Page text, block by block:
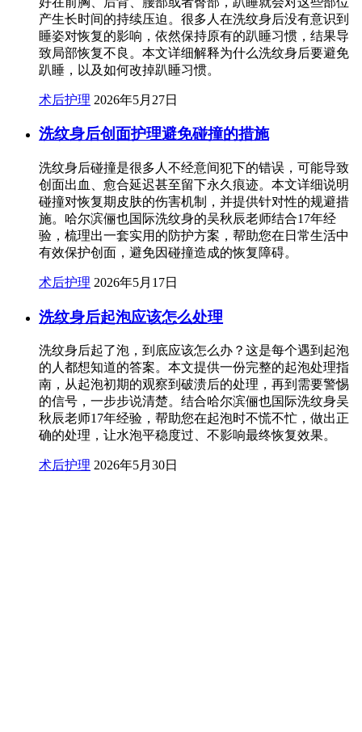
产生长时间的持续压迫。很多人在洗纹身后没有意识到
睡姿对恢复的影响，依然保持原有的趴睡习惯，结果导
致局部恢复不良。本文详细解释为什么洗纹身后要避免
趴睡，以及如何改掉趴睡习惯。
术后护理 2026年5月27日
洗纹身后创面护理避免碰撞的措施
洗纹身后碰撞是很多人不经意间犯下的错误，可能导致
创面出血、愈合延迟甚至留下永久痕迹。本文详细说明
碰撞对恢复期皮肤的伤害机制，并提供针对性的规避措
施。哈尔滨俪也国际洗纹身的吴秋辰老师结合17年经
验，梳理出一套实用的防护方案，帮助您在日常生活中
有效保护创面，避免因碰撞造成的恢复障碍。
术后护理 2026年5月17日
洗纹身后起泡应该怎么处理
洗纹身后起了泡，到底应该怎么办？这是每个遇到起泡
的人都想知道的答案。本文提供一份完整的起泡处理指
南，从起泡初期的观察到破溃后的处理，再到需要警惕
的信号，一步步说清楚。结合哈尔滨俪也国际洗纹身吴
秋辰老师17年经验，帮助您在起泡时不慌不忙，做出正
确的处理，让水泡平稳度过、不影响最终恢复效果。
术后护理 2026年5月30日